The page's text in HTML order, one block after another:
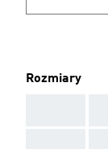
Rozmiary